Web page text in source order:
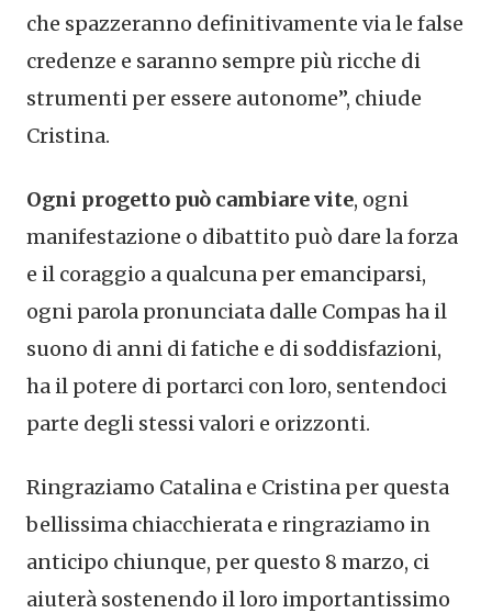
che spazzeranno definitivamente via le false
credenze e saranno sempre più ricche di
strumenti per essere autonome”, chiude
Cristina.
Ogni progetto può cambiare vite, ogni
manifestazione o dibattito può dare la forza
e il coraggio a qualcuna per emanciparsi,
ogni parola pronunciata dalle Compas ha il
suono di anni di fatiche e di soddisfazioni,
ha il potere di portarci con loro, sentendoci
parte degli stessi valori e orizzonti.
Ringraziamo Catalina e Cristina per questa
bellissima chiacchierata e ringraziamo in
anticipo chiunque, per questo 8 marzo, ci
aiuterà sostenendo il loro importantissimo